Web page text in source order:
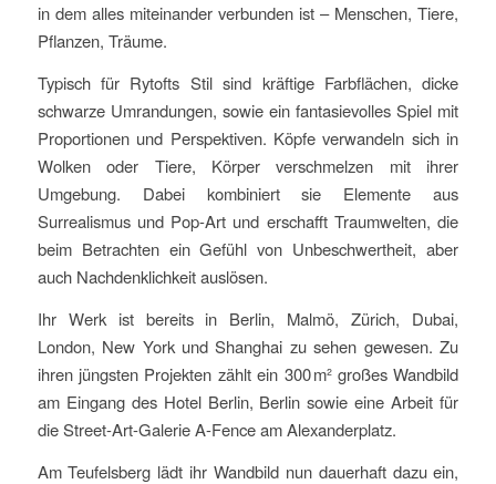
in dem alles miteinander verbunden ist – Menschen, Tiere,
Pflanzen, Träume.
Typisch für Rytofts Stil sind kräftige Farbflächen, dicke
schwarze Umrandungen, sowie ein fantasievolles Spiel mit
Proportionen und Perspektiven. Köpfe verwandeln sich in
Wolken oder Tiere, Körper verschmelzen mit ihrer
Umgebung. Dabei kombiniert sie Elemente aus
Surrealismus und Pop-Art und erschafft Traumwelten, die
beim Betrachten ein Gefühl von Unbeschwertheit, aber
auch Nachdenklichkeit auslösen.
Ihr Werk ist bereits in Berlin, Malmö, Zürich, Dubai,
London, New York und Shanghai zu sehen gewesen. Zu
ihren jüngsten Projekten zählt ein 300 m² großes Wandbild
am Eingang des Hotel Berlin, Berlin sowie eine Arbeit für
die Street-Art-Galerie A-Fence am Alexanderplatz.
Am Teufelsberg lädt ihr Wandbild nun dauerhaft dazu ein,